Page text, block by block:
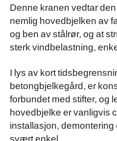
Denne kranen vedtar
nemlig hovedbjelken av
og ben av stålrør, og at
sterk vindbelastning,
I lys av kort
betongbjelkegård, er
forbundet med stifter, og
hovedbjelke er vanligvis
installasjon,
svært enkel.